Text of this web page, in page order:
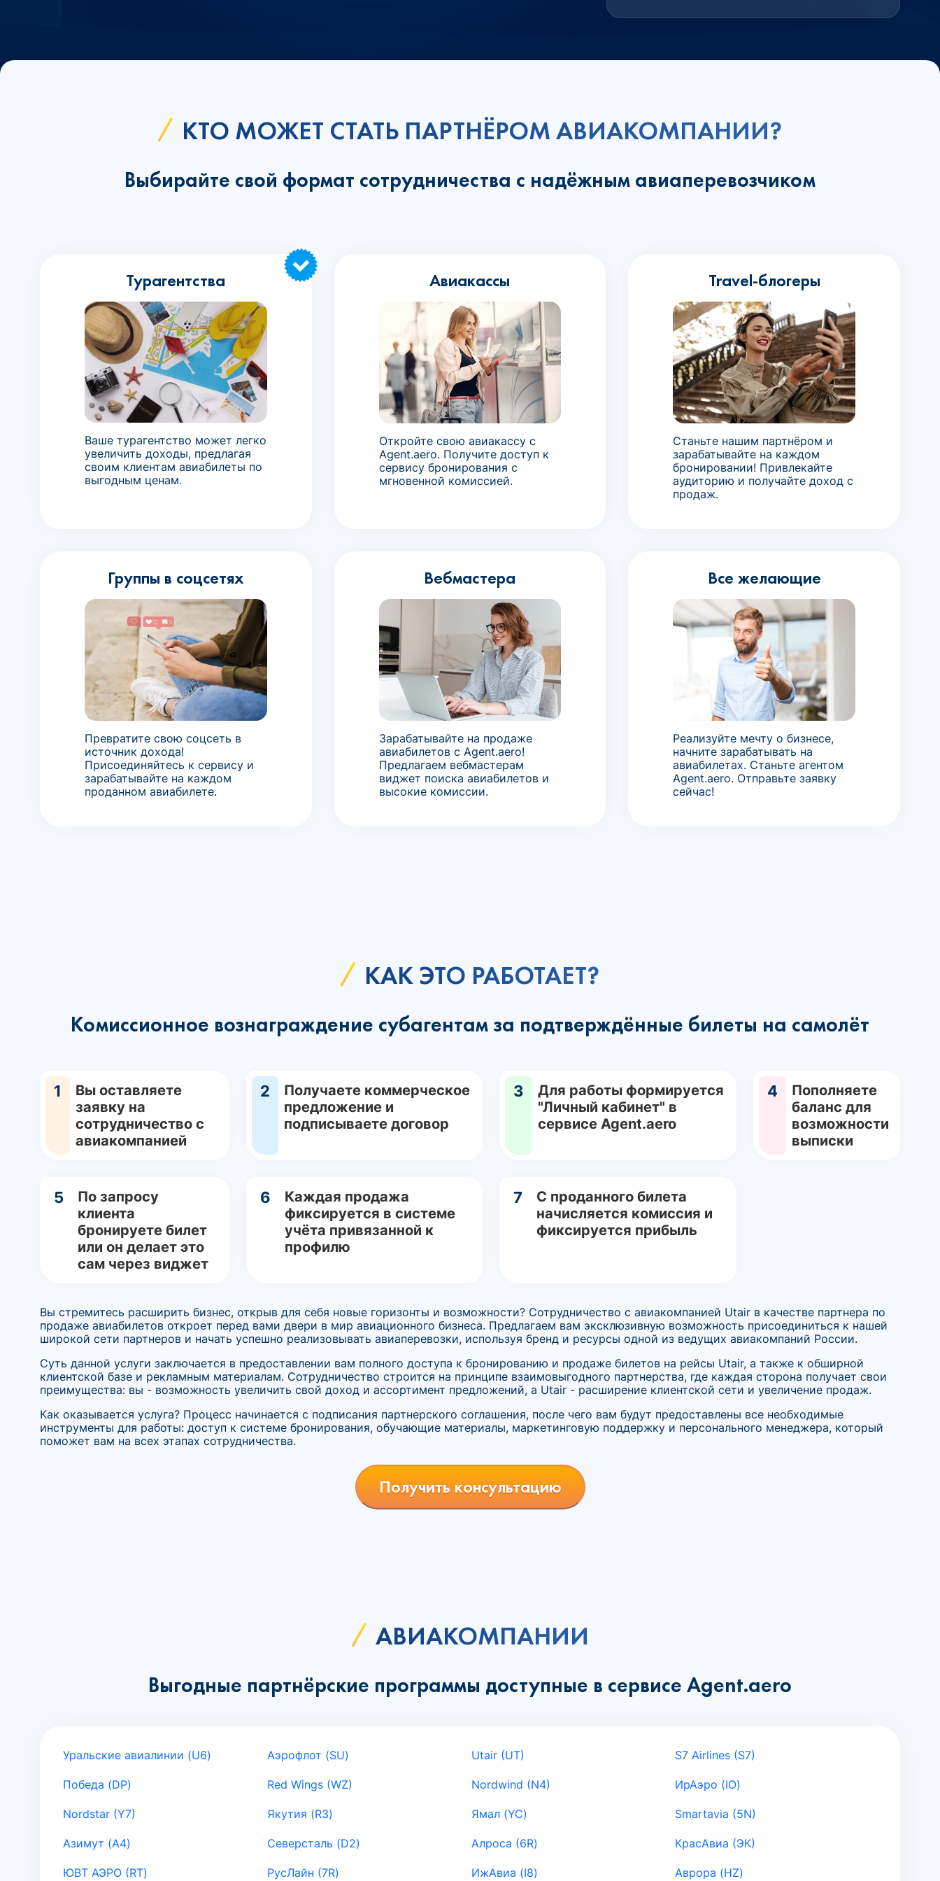
КТО МОЖЕТ СТАТЬ ПАРТНЁРОМ АВИАКОМПАНИИ?
Выбирайте свой формат сотрудничества с надёжным авиаперевозчиком
Турагентства
Ваше турагентство может легко
увеличить доходы, предлагая
своим клиентам авиабилеты по
выгодным ценам.
Авиакассы
Откройте свою авиакассу с
Agent.aero. Получите доступ к
сервису бронирования с
мгновенной комиссией.
Travel-блогеры
Станьте нашим партнёром и
зарабатывайте на каждом
бронировании! Привлекайте
аудиторию и получайте доход с
продаж.
Группы в соцсетях
Превратите свою соцсеть в
источник дохода!
Присоединяйтесь к сервису и
зарабатывайте на каждом
проданном авиабилете.
Вебмастера
Зарабатывайте на продаже
авиабилетов с Agent.aero!
Предлагаем вебмастерам
виджет поиска авиабилетов и
высокие комиссии.
Все желающие
Реализуйте мечту о бизнесе,
начните зарабатывать на
авиабилетах. Станьте агентом
Agent.aero. Отправьте заявку
сейчас!
КАК ЭТО РАБОТАЕТ?
Комиссионное вознаграждение субагентам за подтверждённые билеты на самолёт
1
Вы оставляете
заявку на
сотрудничество с
авиакомпанией
2
Получаете коммерческое
предложение и
подписываете договор
3
Для работы формируется
"Личный кабинет" в
сервисе Agent.aero
4
Пополняете
баланс для
возможности
выписки
5
По запросу
клиента
бронируете билет
или он делает это
сам через виджет
6
Каждая продажа
фиксируется в системе
учёта привязанной к
профилю
7
С проданного билета
начисляется комиссия и
фиксируется прибыль
Вы стремитесь расширить бизнес, открыв для себя новые горизонты и возможности? Сотрудничество с авиакомпанией Utair в качестве партнера по
продаже авиабилетов откроет перед вами двери в мир авиационного бизнеса. Предлагаем вам эксклюзивную возможность присоединиться к нашей
широкой сети партнеров и начать успешно реализовывать авиаперевозки, используя бренд и ресурсы одной из ведущих авиакомпаний России.
Суть данной услуги заключается в предоставлении вам полного доступа к бронированию и продаже билетов на рейсы Utair, а также к обширной
клиентской базе и рекламным материалам. Сотрудничество строится на принципе взаимовыгодного партнерства, где каждая сторона получает свои
преимущества: вы - возможность увеличить свой доход и ассортимент предложений, а Utair - расширение клиентской сети и увеличение продаж.
Как оказывается услуга? Процесс начинается с подписания партнерского соглашения, после чего вам будут предоставлены все необходимые
инструменты для работы: доступ к системе бронирования, обучающие материалы, маркетинговую поддержку и персонального менеджера, который
поможет вам на всех этапах сотрудничества.
Получить консультацию
АВИАКОМПАНИИ
Выгодные партнёрские программы доступные в сервисе Agent.aero
Уральские авиалинии (U6) Аэрофлот (SU) Utair (UT) S7 Airlines (S7)
Победа (DP) Red Wings (WZ) Nordwind (N4) ИрАэро (IO)
Nordstar (Y7) Якутия (R3) Ямал (YC) Smartavia (5N)
Азимут (A4) Северсталь (D2) Алроса (6R) КрасАвиа (ЭК)
ЮВТ АЭРО (RT) РусЛайн (7R) ИжАвиа (I8) Аврора (HZ)